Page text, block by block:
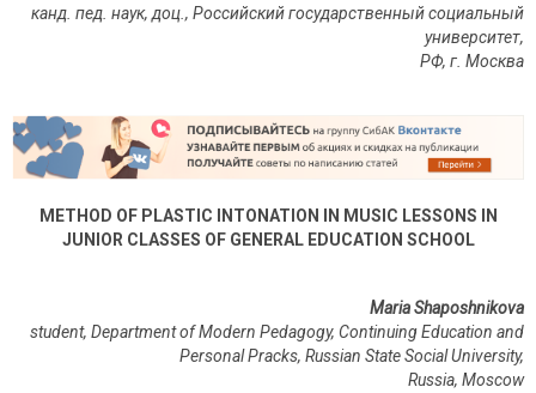
канд. пед. наук, доц., Российский государственный социальный
университет,
РФ, г. Москва
METHOD OF PLASTIC INTONATION IN MUSIC LESSONS IN
JUNIOR CLASSES OF GENERAL EDUCATION SCHOOL
MariaShaposhnikova
student, Department of Modern Pedagogy, Continuing Education and
Personal Pracks, Russian State Social University,
Russia, Moscow